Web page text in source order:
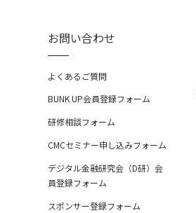
お問い合わせ
よくあるご質問
BUNK UP会員登録フォーム
研修相談フォーム
CMCセミナー申し込みフォーム
デジタル金融研究会（D研）会
員登録フォーム
スポンサー登録フォーム